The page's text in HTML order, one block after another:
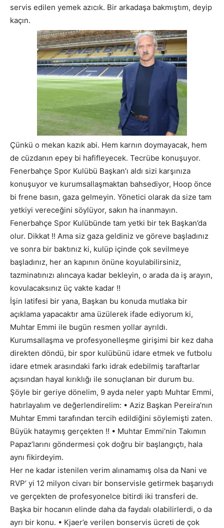
servis edilen yemek azıcık. Bir arkadaşa bakmıştım, deyip
kaçın.
Çünkü o mekan kazık abi. Hem karnın doymayacak, hem
de cüzdanın epey bi hafifleyecek. Tecrübe konuşuyor.
Fenerbahçe Spor Kulübü Başkan’ı aldı sizi karşınıza
konuşuyor ve kurumsallaşmaktan bahsediyor, Hoop önce
bi frene basın, gaza gelmeyin. Yönetici olarak da size tam
yetkiyi vereceğini söylüyor, sakın ha inanmayın.
Fenerbahçe Spor Kulübünde tam yetki bir tek Başkan’da
olur. Dikkat !! Ama siz gaza geldiniz ve göreve başladınız
ve sonra bir baktınız ki, kulüp içinde çok sevilmeye
başladınız, her an kapının önüne koyulabilirsiniz,
tazminatınızı alıncaya kadar bekleyin, o arada da iş arayın,
kovulacaksınız üç vakte kadar !!
İşin latifesi bir yana, Başkan bu konuda mutlaka bir
açıklama yapacaktır ama üzülerek ifade ediyorum ki,
Muhtar Emmi ile bugün resmen yollar ayrıldı.
Kurumsallaşma ve profesyonelleşme girişimi bir kez daha
direkten döndü, bir spor kulübünü idare etmek ve futbolu
idare etmek arasındaki farkı idrak edebilmiş taraftarlar
açısından hayal kırıklığı ile sonuçlanan bir durum bu.
Şöyle bir geriye dönelim, 9 ayda neler yaptı Muhtar Emmi,
hatırlayalım ve değerlendirelim: • Aziz Başkan Pereira’nın
Muhtar Emmi tarafından tercih edildiğini söylemişti zaten.
Büyük hataymış gerçekten !! • Muhtar Emmi’nin Takımın
Papaz’larını göndermesi çok doğru bir başlangıçtı, hala
aynı fikirdeyim.
Her ne kadar istenilen verim alınamamış olsa da Nani ve
RVP’ yi 12 milyon civarı bir bonservisle getirmek başarıydı
ve gerçekten de profesyonelce bitirdi iki transferi de.
Başka bir hocanın elinde daha da faydalı olabilirlerdi, o da
ayrı bir konu. • Kjaer’e verilen bonservis ücreti de çok